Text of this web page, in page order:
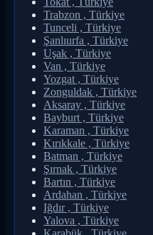
Trabzon , Türkiye
Tunceli , Türkiye
Şanlıurfa , Türkiye
Uşak , Türkiye
Van , Türkiye
Yozgat , Türkiye
Zonguldak , Türkiye
Aksaray , Türkiye
Bayburt , Türkiye
Karaman , Türkiye
Kırıkkale , Türkiye
Batman , Türkiye
Şırnak , Türkiye
Bartın , Türkiye
Ardahan , Türkiye
Iğdır , Türkiye
Yalova , Türkiye